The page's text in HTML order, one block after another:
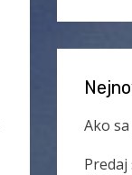
Ako
Predaj